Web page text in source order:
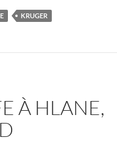
KRUGER
À HLANE,